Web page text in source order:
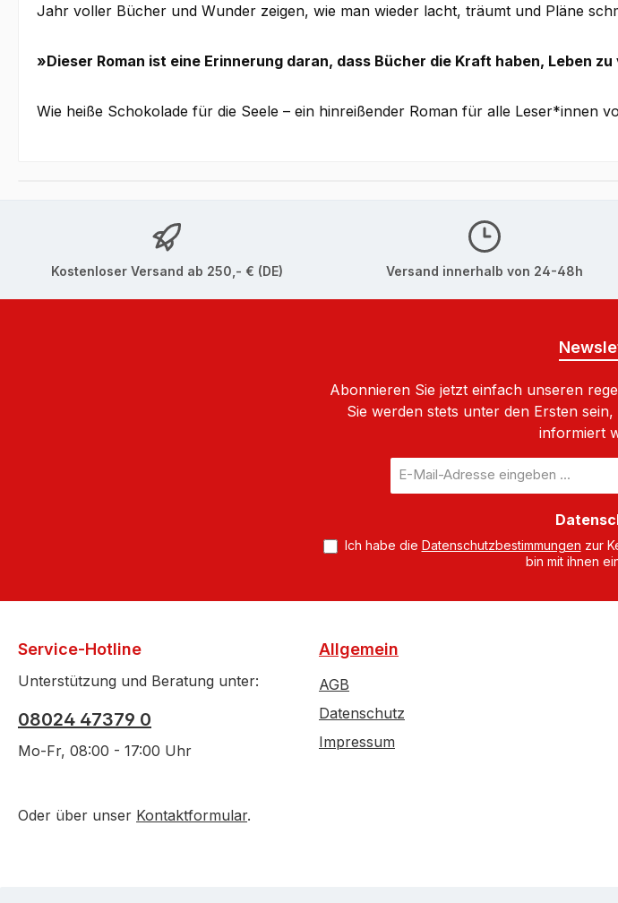
Jahr voller Bücher und Wunder zeigen, wie man wieder lacht, träumt und Pläne
»Dieser Roman ist eine Erinnerung daran, dass Bücher die Kraft haben, Leben
Wie heiße Schokolade für die Seele – ein hinreißender Roman für alle Leser*innen
Kostenloser Versand ab 250,- € (DE) Versand innerhalb von 24-48h
Abonnieren Sie jetzt einfach unseren
Sie werden stets unter den Ersten
informiert
Mail-
Adresse
Ich habe die Datenschutzbestimmungen zur
bin mit ihnen
Service-Hotline
Unterstützung und Beratung unter:
08024 47379 0
Mo-Fr, 08:00 - 17:00 Uhr
Oder über unser Kontaktformular.
Allgemein
AGB
Datenschutz
Impressum